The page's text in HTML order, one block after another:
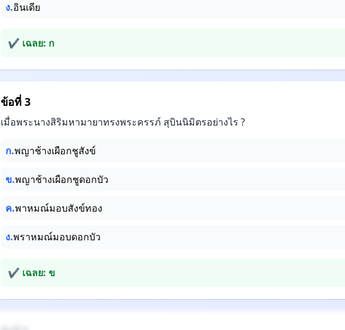
ง.อินเดีย
✔ เฉลย: ก
ข้อที่ 3
เมื่อพระนางสิริมหามายาทรงพระครรภ์ สุบินนิมิตรอย่างไร ?
ก.พญาช้างเผือกชูสังข์
ข.พญาช้างเผือกชูดอกบัว
ค.พาหมณ์มอบสังข์ทอง
ง.พราหมณ์มอบดอกบัว
✔ เฉลย: ข